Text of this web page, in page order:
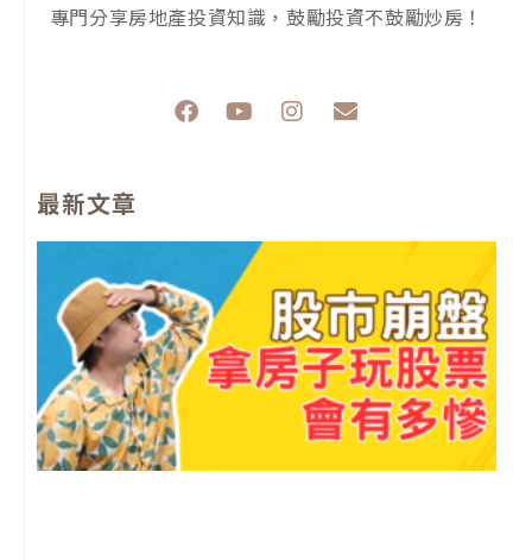
專門分享房地產投資知識，鼓勵投資不鼓勵炒房！
F
a
o
Y
e
I
r
m
E
p
最新文章